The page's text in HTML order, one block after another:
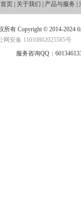
页 关于我们 产品与服务
所有 Copyright © 2014-2024
网安备 11010802025585号
服务咨询QQ：